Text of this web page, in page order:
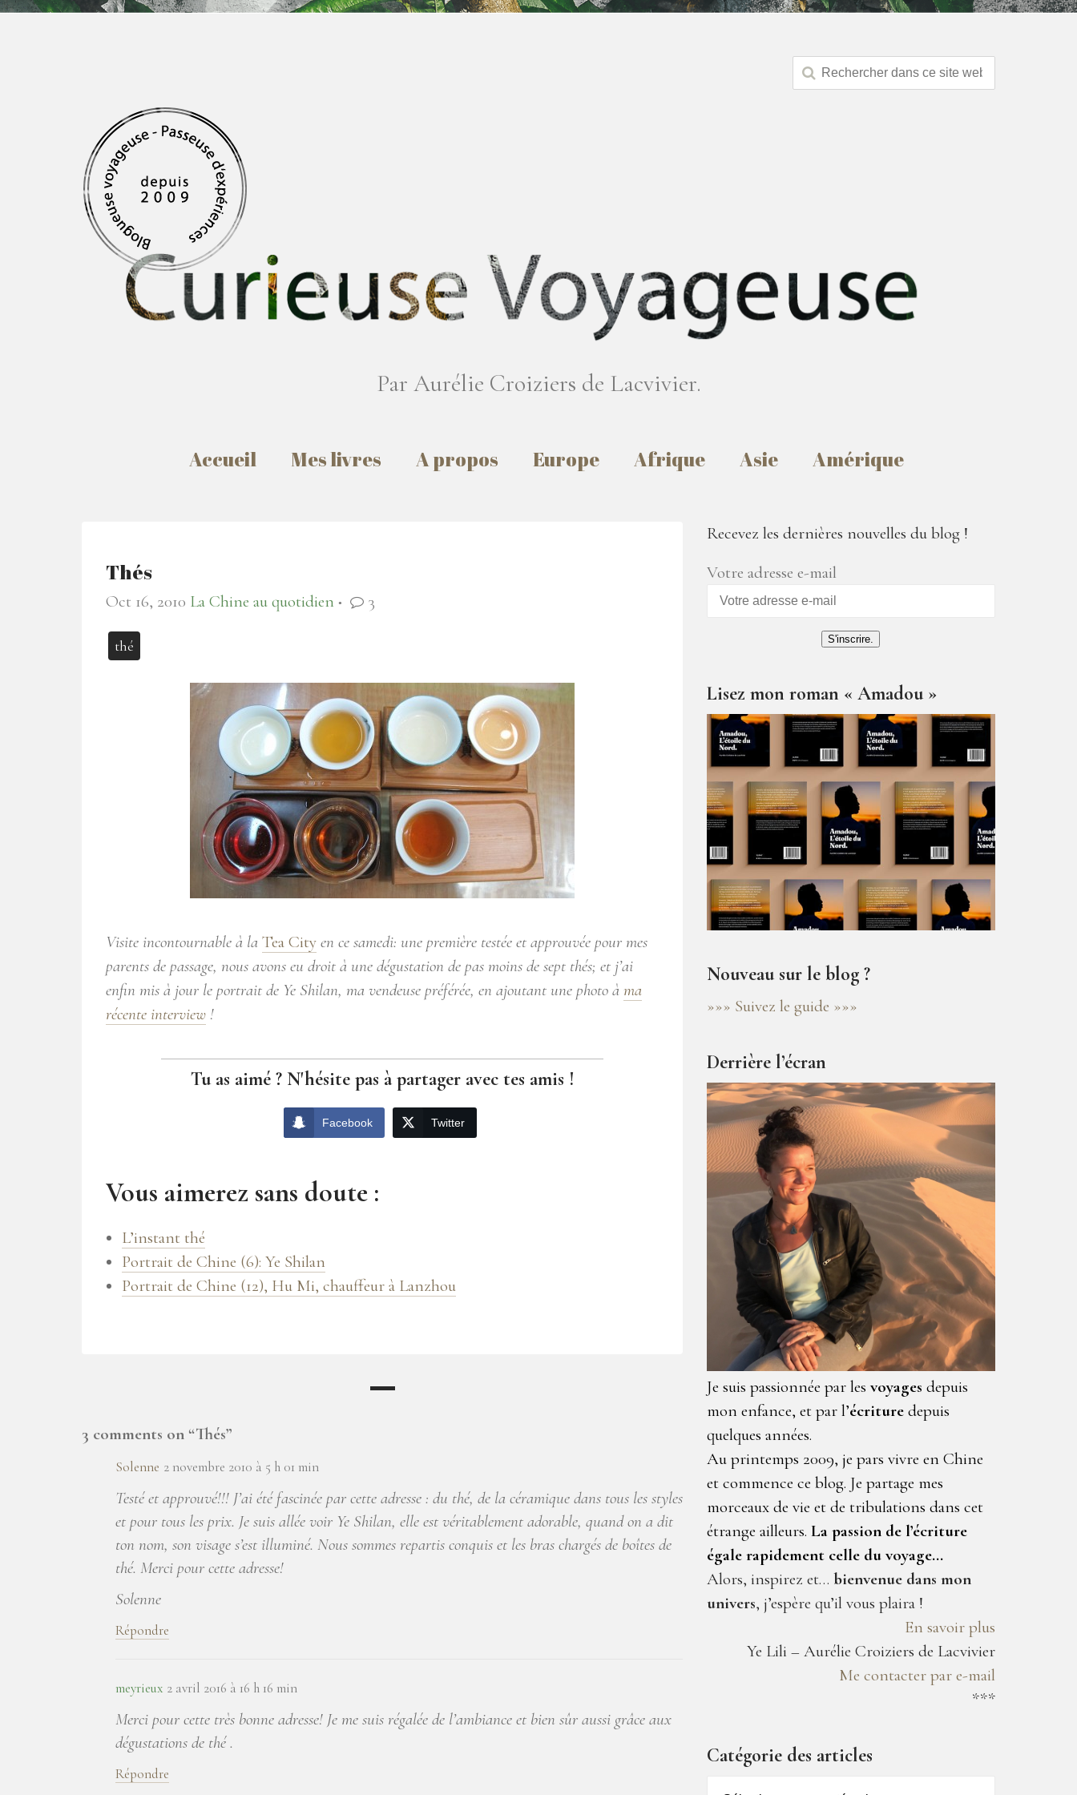
Par Aurélie Croiziers de Lacvivier.
Accueil Mes livres A propos Europe Afrique Asie Amérique
Thés
Oct 16, 2010 La Chine au quotidien ● 3
thé
Visite incontournable à la Tea City en ce samedi: une première testée et approuvée pour mes
parents de passage, nous avons eu droit à une dégustation de pas moins de sept thés; et j’ai
enfin mis à jour le portrait de Ye Shilan, ma vendeuse préférée, en ajoutant une photo à ma
récente interview !
Tu as aimé ? N'hésite pas à partager avec tes amis !
Facebook Twitter
Vous aimerez sans doute :
L’instant thé
Portrait de Chine (6): Ye Shilan
Portrait de Chine (12), Hu Mi, chauffeur à Lanzhou
3 comments on “Thés”
Solenne 2 novembre 2010 à 5 h 01 min
Testé et approuvé!!! J’ai été fascinée par cette adresse : du thé, de la céramique dans tous les styles
et pour tous les prix. Je suis allée voir Ye Shilan, elle est véritablement adorable, quand on a dit
ton nom, son visage s’est illuminé. Nous sommes repartis conquis et les bras chargés de boîtes de
thé. Merci pour cette adresse!
Solenne
Répondre
meyrieux 2 avril 2016 à 16 h 16 min
Merci pour cette très bonne adresse! Je me suis régalée de l’ambiance et bien sûr aussi grâce aux
dégustations de thé .
Répondre
Recevez les dernières nouvelles du blog !
Votre adresse e-mail
S'inscrire.
Lisez mon roman « Amadou »
Nouveau sur le blog ?
»»» Suivez le guide »»»
Derrière l’écran
Je suis passionnée par les voyages depuis
mon enfance, et par l’écriture depuis
quelques années.
Au printemps 2009, je pars vivre en Chine
et commence ce blog. Je partage mes
morceaux de vie et de tribulations dans cet
étrange ailleurs. La passion de l’écriture
égale rapidement celle du voyage…
Alors, inspirez et… bienvenue dans mon
univers, j’espère qu’il vous plaira !
En savoir plus
Ye Lili – Aurélie Croiziers de Lacvivier
Me contacter par e-mail
***
Catégorie des articles